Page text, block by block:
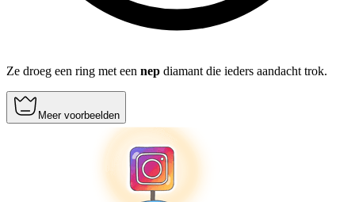
Ze droeg een ring met een nep diamant die ieders aandacht trok.
Meer voorbeelden